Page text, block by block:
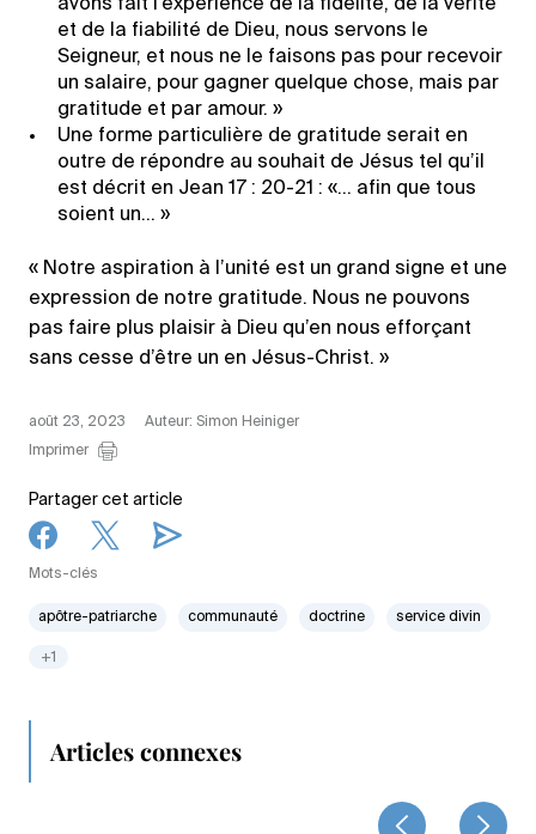
avons fait l’expérience de la fidélité, de la vérité
et de la fiabilité de Dieu, nous servons le
Seigneur, et nous ne le faisons pas pour recevoir
un salaire, pour gagner quelque chose, mais par
gratitude et par amour. »
Une forme particulière de gratitude serait en
outre de répondre au souhait de Jésus tel qu’il
est décrit en Jean 17 : 20-21 : «… afin que tous
soient un… »
« Notre aspiration à l’unité est un grand signe et une
expression de notre gratitude. Nous ne pouvons
pas faire plus plaisir à Dieu qu’en nous efforçant
sans cesse d’être un en Jésus-Christ. »
août 23, 2023
Auteur: Simon Heiniger
Imprimer
Partager cet article
Mots-clés
apôtre-patriarche communauté doctrine service divin
+1
Articles connexes